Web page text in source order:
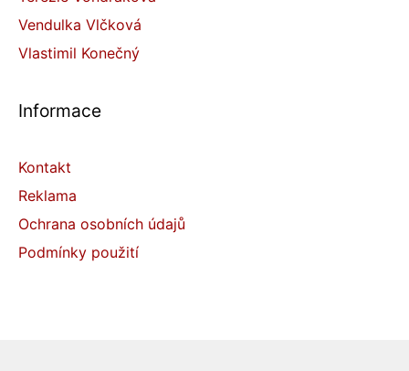
Vendulka Vlčková
Vlastimil Konečný
Informace
Kontakt
Reklama
Ochrana osobních údajů
Podmínky použití